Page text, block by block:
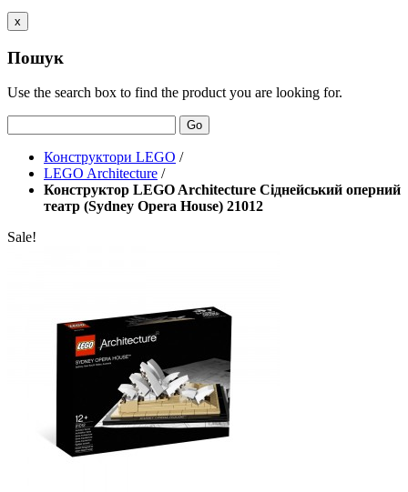
x
Пошук
Use the search box to find the product you are looking for.
Go
Конструктори LEGO /
LEGO Architecture /
Конструктор LEGO Architecture Сіднейський оперний
театр (Sydney Opera House) 21012
Sale!